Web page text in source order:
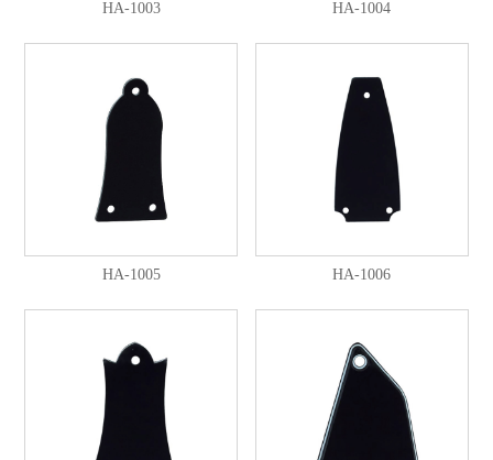
HA-1003 HA-1004
HA-1005 HA-1006